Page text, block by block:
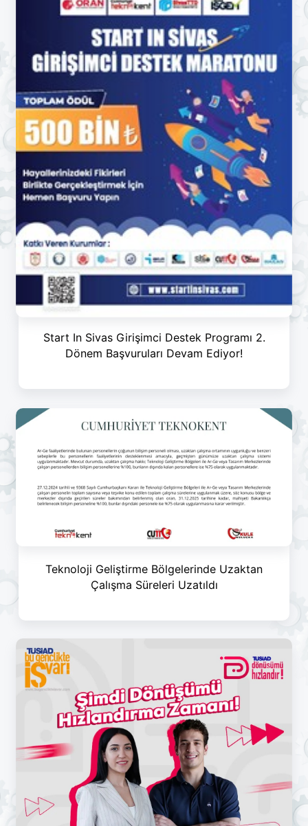
Start In Sivas Girişimci Destek Programı 2.
Dönem Başvuruları Devam Ediyor!
Teknoloji Geliştirme Bölgelerinde Uzaktan
Çalışma Süreleri Uzatıldı